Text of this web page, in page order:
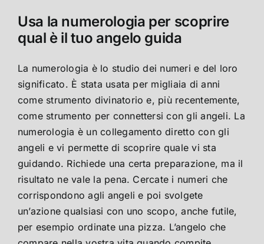
Usa la numerologia per scoprire
qual è il tuo angelo guida
La numerologia è lo studio dei numeri e del loro
significato. È stata usata per migliaia di anni
come strumento divinatorio e, più recentemente,
come strumento per connettersi con gli angeli. La
numerologia è un collegamento diretto con gli
angeli e vi permette di scoprire quale vi sta
guidando. Richiede una certa preparazione, ma il
risultato ne vale la pena. Cercate i numeri che
corrispondono agli angeli e poi svolgete
un’azione qualsiasi con uno scopo, anche futile,
per esempio ordinate una pizza. L’angelo che